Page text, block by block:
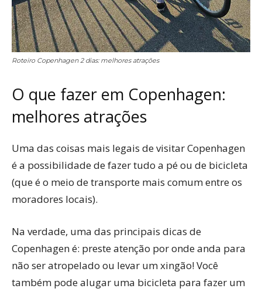
Roteiro Copenhagen 2 dias: melhores atrações
O que fazer em Copenhagen:
melhores atrações
Uma das coisas mais legais de visitar Copenhagen
é a possibilidade de fazer tudo a pé ou de bicicleta
(que é o meio de transporte mais comum entre os
moradores locais).
Na verdade, uma das principais dicas de
Copenhagen é: preste atenção por onde anda para
não ser atropelado ou levar um xingão! Você
também pode alugar uma bicicleta para fazer um